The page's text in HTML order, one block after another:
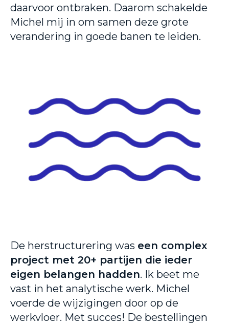
daarvoor ontbraken. Daarom schakelde
Michel mij in om samen deze grote
verandering in goede banen te leiden.
De herstructurering was een complex
project met 20+ partijen die ieder
eigen belangen hadden. Ik beet me
vast in het analytische werk. Michel
voerde de wijzigingen door op de
werkvloer. Met succes! De bestellingen